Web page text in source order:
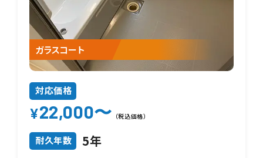
ガラスコート
対応価格
¥22,000〜 （税込価格）
耐久年数 5年